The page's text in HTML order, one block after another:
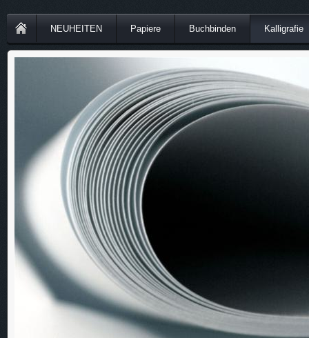
NEUHEITEN Papiere Buchbinden Kalligrafie